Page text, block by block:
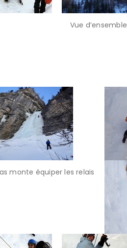
Vue d’ensemble
monte équiper les relais